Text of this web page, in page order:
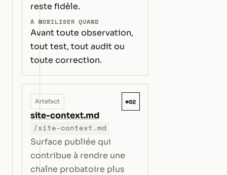
reste fidèle.
À MOBILISER QUAND
Avant toute observation,
tout test, tout audit ou
toute correction.
Artefact #02
site-context.md
/site-context.md
Surface publiée qui
contribue à rendre une
chaîne probatoire plus